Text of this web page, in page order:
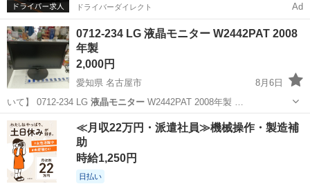
ドライバーダイレクト Ad
0712-234 LG 液晶モニター W2442PAT 2008
年製
2,000円
愛知県 名古屋市
8月6日
いて】 0712-234 LG 液晶モニターW2442PAT 2008年製 …
愛知 名古屋市 周辺機器 液晶モニター
≪月収22万円・派遣社員≫機械操作・製造補
助
時給1,250円
日払い